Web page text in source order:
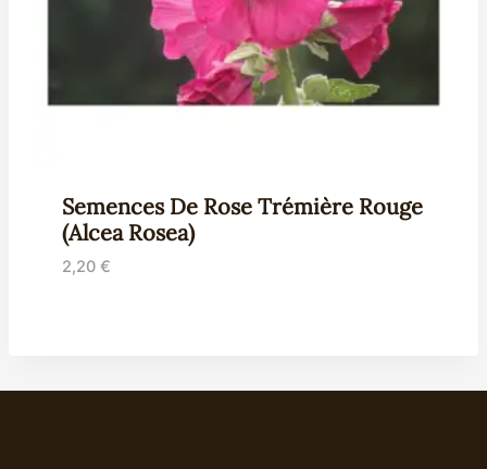
Semences De Rose Trémière Rouge
(Alcea Rosea)
2,20 €